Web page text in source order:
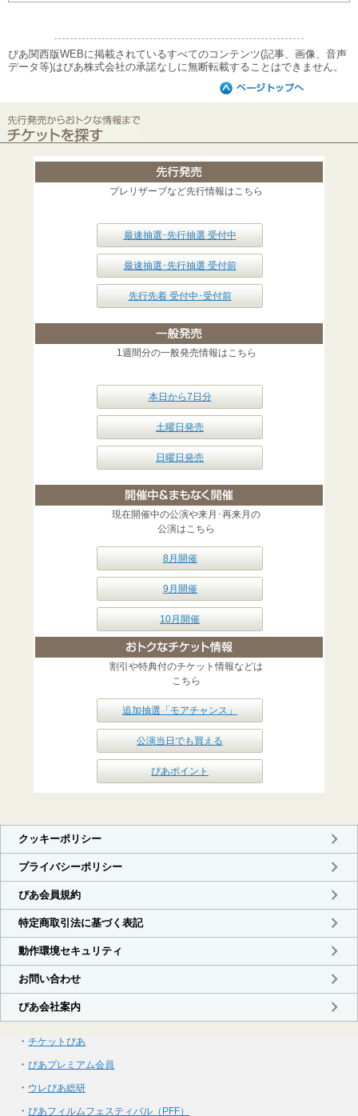
ぴあ関西版WEBに掲載されているすべてのコンテンツ(記事、画像、音声
データ等)はぴあ株式会社の承諾なしに無断転載することはできません。
プレリザーブなど先行情報はこちら
最速抽選･先行抽選 受付中
最速抽選･先行抽選 受付前
先行先着 受付中･受付前
1週間分の一般発売情報はこちら
本日から7日分
土曜日発売
日曜日発売
現在開催中の公演や来月･再来月の
公演はこちら
8月開催
9月開催
10月開催
割引や特典付のチケット情報などは
こちら
追加抽選「モアチャンス」
公演当日でも買える
ぴあポイント
・チケットぴあ
・ぴあプレミアム会員
・ ウレぴあ総研
・ぴあフィルムフェスティバル（PFF）